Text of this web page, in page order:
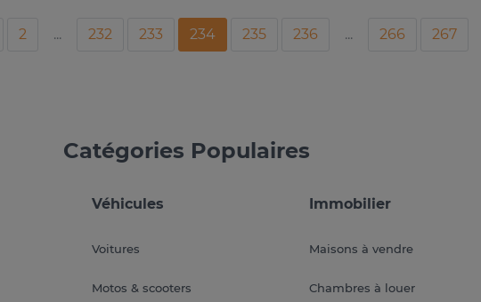
2 ... 232 233 234 235 236 ... 266 267
Catégories Populaires
Véhicules
Voitures
Motos & scooters
Immobilier
Maisons à vendre
Chambres à louer